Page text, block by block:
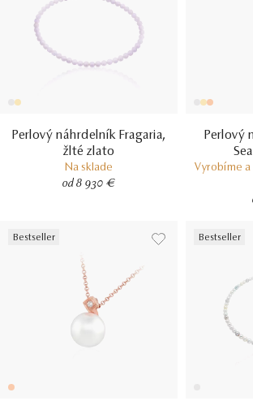
Perlový náhrdelník Fragaria,
žlté zlato
Na sklade
od 8 930 €
Perlový
Vyrobíme a
Bestseller Bestseller